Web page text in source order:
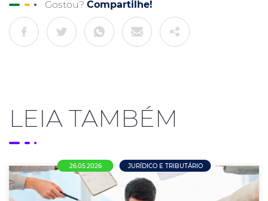
Gostou? Compartilhe!
LEIA TAMBÉM
26.05.2026 JURÍDICO E TRIBUTÁRIO